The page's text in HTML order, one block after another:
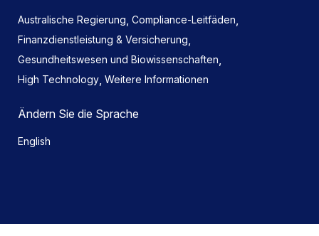
Australische Regierung, Compliance-Leitfäden,
Finanzdienstleistung & Versicherung,
Gesundheitswesen und Biowissenschaften,
High Technology, Weitere Informationen
Ändern Sie die Sprache
English